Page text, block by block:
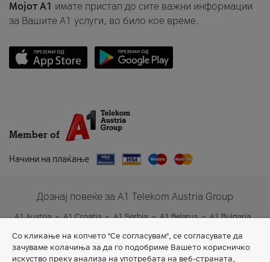
Мојот A1 имате пристап до сите важни информации
за Вашите A1 услуги, во било кое време.
Member of
Начини на плаќање
Дознај повеќе за A1 Telekom Austria Group
A1 Austria A1 Croatia A1 Serbia A1 Belarus
A1 Bulgaria
Со кликање на копчето "Се согласувам", се согласувате да
зачуваме колачиња за да го подобриме Вашето корисничко
искуство преку анализа на употребата на веб-страната,